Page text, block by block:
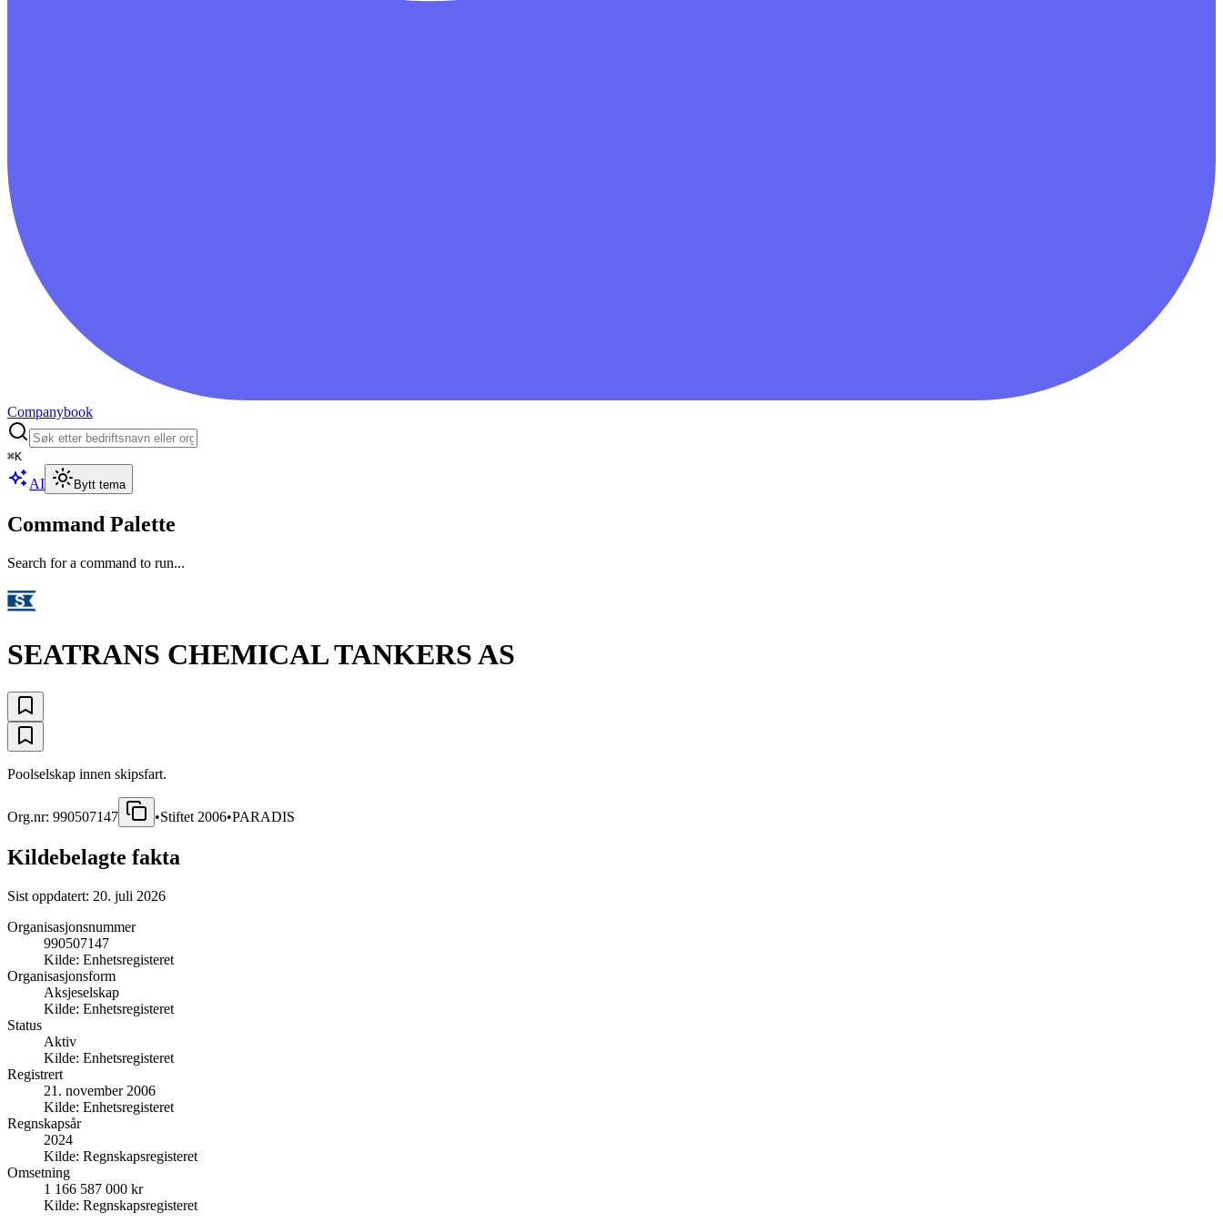
Companybook
⌘K
AI Bytt tema
Command Palette
Search for a command to run...
SEATRANS CHEMICAL TANKERS AS
Poolselskap innen skipsfart.
Org.nr: 990507147 •Stiftet 2006•PARADIS
Kildebelagte fakta
Sist oppdatert: 20. juli 2026
Organisasjonsnummer
990507147
Kilde: Enhetsregisteret
Organisasjonsform
Aksjeselskap
Kilde: Enhetsregisteret
Status
Aktiv
Kilde: Enhetsregisteret
Registrert
21. november 2006
Kilde: Enhetsregisteret
Regnskapsår
2024
Kilde: Regnskapsregisteret
Omsetning
1 166 587 000 kr
Kilde: Regnskapsregisteret